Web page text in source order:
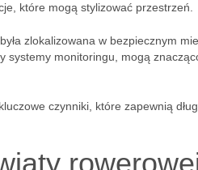
które mogą stylizować przestrzeń.
zlokalizowana w bezpiecznym
systemy monitoringu, mogą
czynniki, które zapewnią